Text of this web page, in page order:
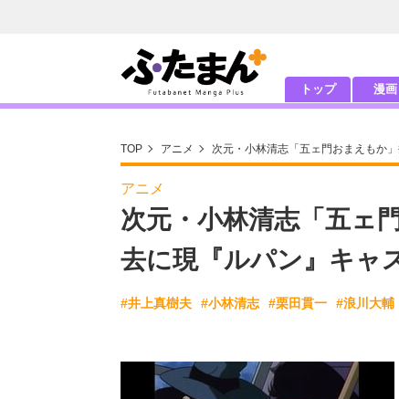
トップ 漫画
TOP アニメ 次元・小林清志「五ェ門おまえもか
アニメ
次元・小林清志「五ェ
去に現『ルパン』キャ
#井上真樹夫 #小林清志 #栗田貫一 #浪川大輔